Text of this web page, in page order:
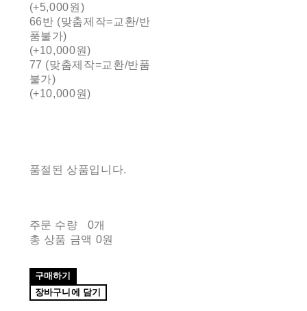
(+5,000원)
66반 (맞춤제작=교환/반
품불가)
(+10,000원)
77 (맞춤제작=교환/반품
불가)
(+10,000원)
품절된 상품입니다.
주문 수량
0개
총 상품 금액 0원
구매하기
장바구니에 담기